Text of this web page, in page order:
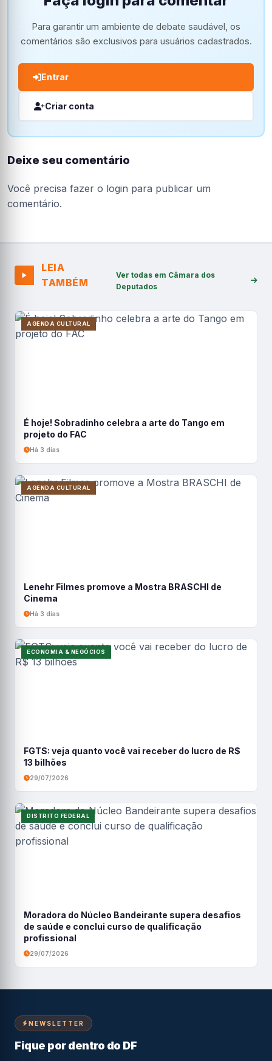
Para garantir um ambiente de debate saudável, os
comentários são exclusivos para usuários cadastrados.
Entrar
Criar conta
Deixe seu comentário
Você precisa fazer o login para publicar um
comentário.
LEIA
TAMBÉM
Ver todas em Câmara dos
Deputados
AGENDA CULTURAL
É hoje! Sobradinho celebra a arte do Tango em
projeto do FAC
Há 3 dias
AGENDA CULTURAL
Lenehr Filmes promove a Mostra BRASCHI de
Cinema
Há 3 dias
ECONOMIA & NEGÓCIOS
FGTS: veja quanto você vai receber do lucro de R$
13 bilhões
29/07/2026
DISTRITO FEDERAL
Moradora do Núcleo Bandeirante supera desafios
de saúde e conclui curso de qualificação
profissional
29/07/2026
NEWSLETTER
Fique por dentro do DF